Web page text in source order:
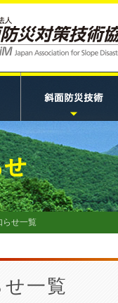
らせ一覧
一覧